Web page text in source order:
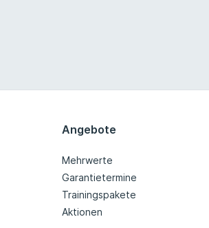
Angebote
Mehrwerte
Garantietermine
Trainingspakete
Aktionen